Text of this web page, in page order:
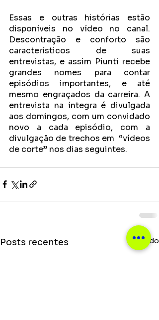
Essas e outras histórias estão
disponíveis no vídeo no canal.
Descontração e conforto são
característicos de suas
entrevistas, e assim Piunti recebe
grandes nomes para contar
episódios importantes, e até
mesmo engraçados da carreira. A
entrevista na íntegra é divulgada
aos domingos, com um convidado
novo a cada episódio, com a
divulgação de trechos em  “vídeos
de corte” nos dias seguintes.
Posts recentes Ver tudo